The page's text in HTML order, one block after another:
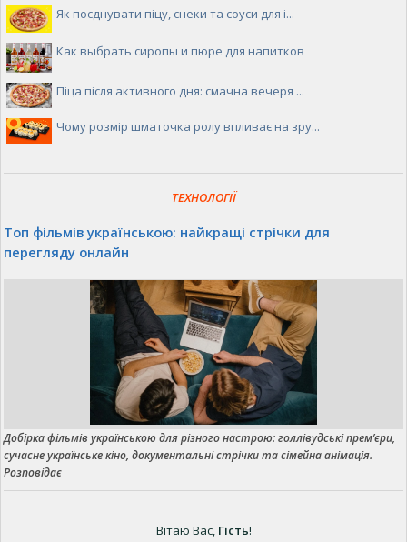
Як поєднувати піцу, снеки та соуси для і...
Как выбрать сиропы и пюре для напитков
Піца після активного дня: смачна вечеря ...
Чому розмір шматочка ролу впливає на зру...
ТЕХНОЛОГІЇ
Топ фільмів українською: найкращі стрічки для
перегляду онлайн
Добірка фільмів українською для різного настрою: голлівудські прем’єри,
сучасне українське кіно, документальні стрічки та сімейна анімація.
Розповідає
Вітаю Вас, Гість!